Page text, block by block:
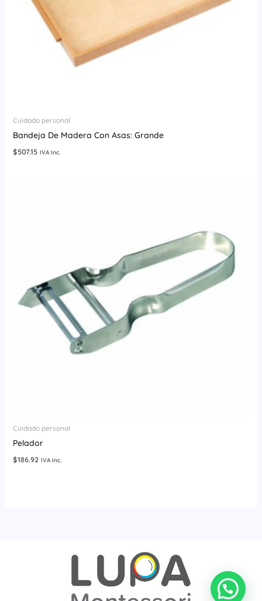
Cuidado personal
Bandeja De Madera Con Asas: Grande
$507.15 IVA Inc.
Cuidado personal
Pelador
$186.92 IVA Inc.